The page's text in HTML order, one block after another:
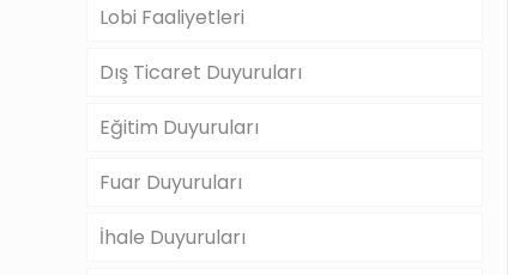
Lobi Faaliyetleri
Dış Ticaret Duyuruları
Eğitim Duyuruları
Fuar Duyuruları
İhale Duyuruları